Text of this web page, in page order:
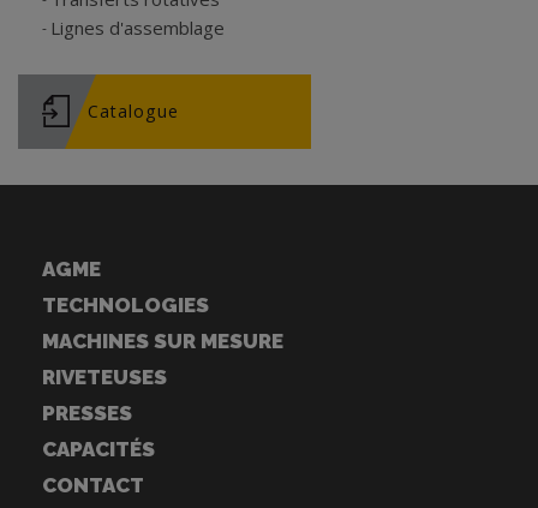
Lignes d'assemblage
Catalogue
AGME
TECHNOLOGIES
MACHINES SUR MESURE
RIVETEUSES
PRESSES
CAPACITÉS
CONTACT